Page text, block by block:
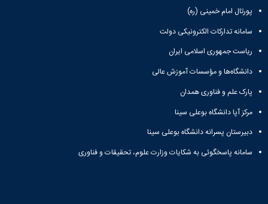
پورتال امام خمینی (ره)
سامانه تدارکات الکترونیکی دولت
ریاست جمهوری اسلامی ایران
دانشگاه‌ها و مؤسسات آموزش عالی
پارک علم و فناوری همدان
مرکز آپا دانشگاه بوعلی سینا
دبیرستان پسرانه دانشگاه بوعلی سینا
سامانه پاسخگوئی به شکایات وزارت علوم، تحقیقات و فناوری